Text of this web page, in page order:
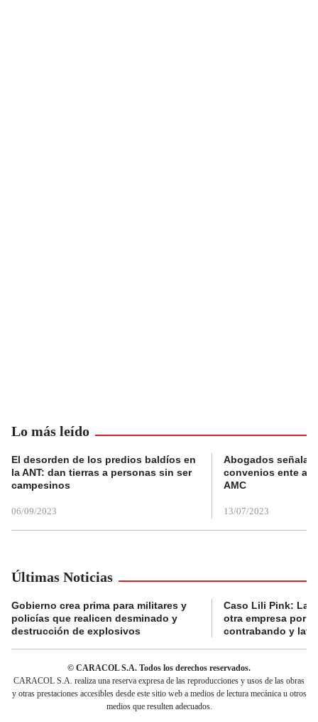
Lo más leído
El desorden de los predios baldíos en
la ANT: dan tierras a personas sin ser
campesinos
06/09/2023
Abogados
convenios ente
AMC
13/07/2023
Últimas Noticias
Gobierno crea prima para militares y
policías que realicen desminado y
destrucción de explosivos
Caso Lili Pink: La
otra empresa por
contrabando y
© CARACOL S.A. Todos los derechos reservados.
CARACOL S.A. realiza una reserva expresa de las reproducciones y usos de las obras
y otras prestaciones accesibles desde este sitio web a medios de lectura mecánica u otros
medios que resulten adecuados.